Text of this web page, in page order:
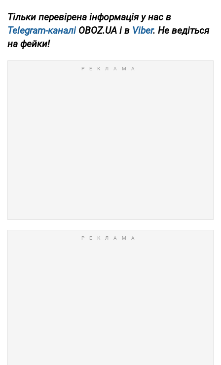
Тільки перевірена інформація у нас в
Telegram-каналіOBOZ.UA і в Viber. Не ведіться
на фейки!